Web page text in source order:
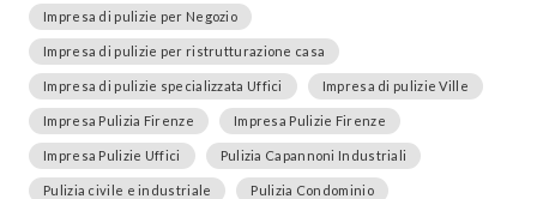
Impresa di pulizie per Negozio
Impresa di pulizie per ristrutturazione casa
Impresa di pulizie specializzata Uffici Impresa di pulizie Ville
Impresa Pulizia Firenze Impresa Pulizie Firenze
Impresa Pulizie Uffici Pulizia Capannoni Industriali
Pulizia civile e industriale Pulizia Condominio